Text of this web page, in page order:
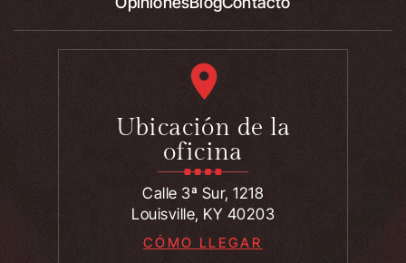
Ubicación de la
oficina
Calle 3ª Sur, 1218
Louisville, KY 40203
CÓMO LLEGAR